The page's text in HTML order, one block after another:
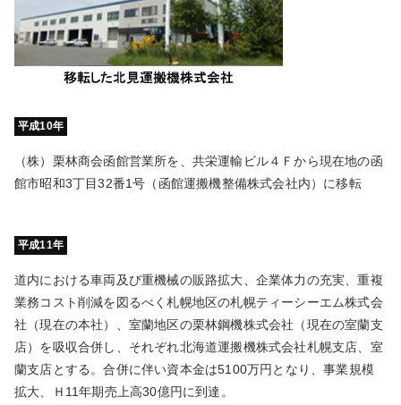
平成10年
（株）栗林商会函館営業所を、共栄運輸ビル４Ｆから現在地の函
館市昭和3丁目32番1号（函館運搬機整備株式会社内）に移転
平成11年
道内における車両及び重機械の販路拡大、企業体力の充実、重複
業務コスト削減を図るべく札幌地区の札幌ティーシーエム株式会
社（現在の本社）、室蘭地区の栗林鋼機株式会社（現在の室蘭支
店）を吸収合併し、それぞれ北海道運搬機株式会社札幌支店、室
蘭支店とする。合併に伴い資本金は5100万円となり、事業規模
拡大、Ｈ11年期売上高30億円に到達。